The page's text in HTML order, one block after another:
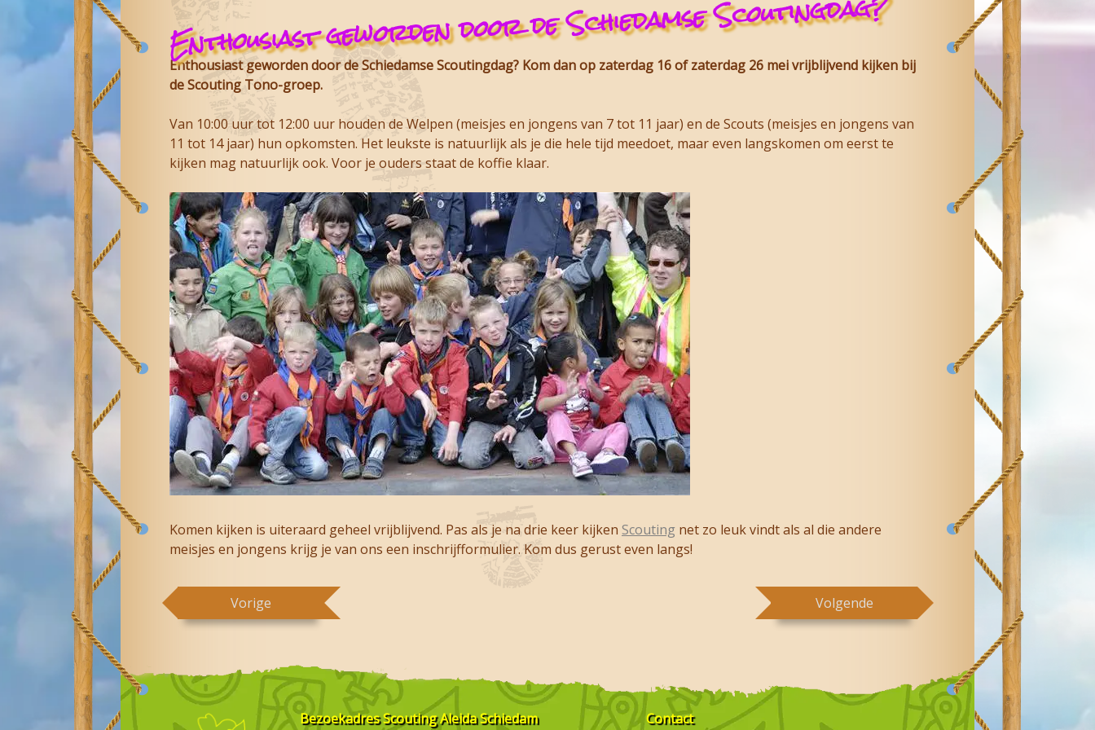
Enthousiast geworden door de Schiedamse Scoutingdag?
Enthousiast geworden door deSchiedamse Scoutingdag? Kom dan op zaterdag 16 of zaterdag 26 mei vrijblijvend kijken bij
de Scouting Tono-groep.
Van 10:00 uur tot 12:00 uur houden de Welpen (meisjes en jongens van 7 tot 11 jaar) en de Scouts (meisjes en jongens van
11 tot 14 jaar) hun opkomsten. Het leukste is natuurlijk als je die hele tijd meedoet, maar even langskomen om eerst te
kijken mag natuurlijk ook. Voor je ouders staat de koffie klaar.
Komen kijken is uiteraard geheel vrijblijvend. Pas als je na drie keer kijken Scouting net zo leuk vindt als al die andere
meisjes en jongens krijg je van ons een inschrijfformulier. Kom dus gerust even langs!
Vorige Volgende
BezoekadresScouting Aleida Schiedam Contact